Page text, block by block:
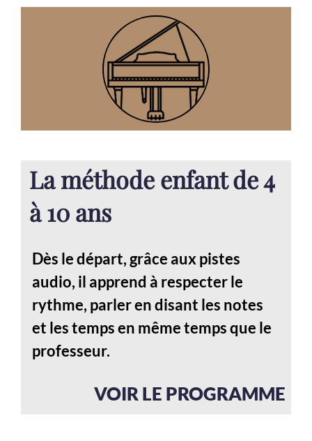
La méthode enfant de 4
à 10 ans
Dès le départ, grâce aux pistes
audio, il apprend à respecter le
rythme, parler en disant les notes
et les temps en même temps que le
professeur.
VOIR LE PROGRAMME